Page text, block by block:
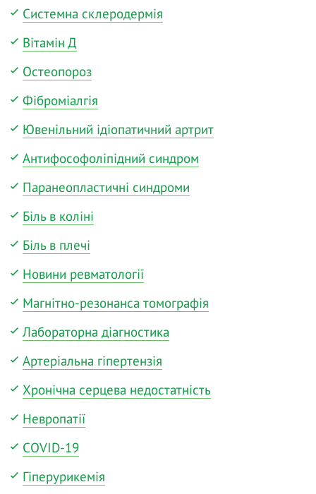
Системна склеродермія
Вітамін Д
Остеопороз
Фіброміалгія
Ювенільний ідіопатичний артрит
Антифософоліпідний синдром
Паранеопластичні синдроми
Біль в коліні
Біль в плечі
Новини ревматології
Магнітно-резонанса томографія
Лабораторна діагностика
Артеріальна гіпертензія
Хронічна серцева недостатність
Невропатії
COVID-19
Гіперурикемія